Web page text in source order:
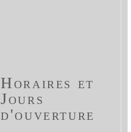
Horaires et
Jours
d'ouverture